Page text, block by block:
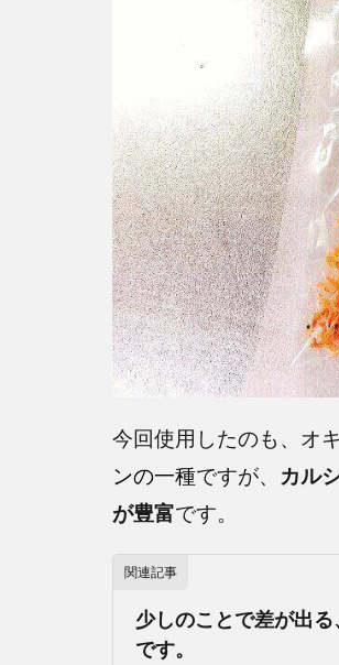
今回使用したのも、オ
ンの一種ですが、 カル
が豊富です。
関連記事
少しのことで差が出
です。